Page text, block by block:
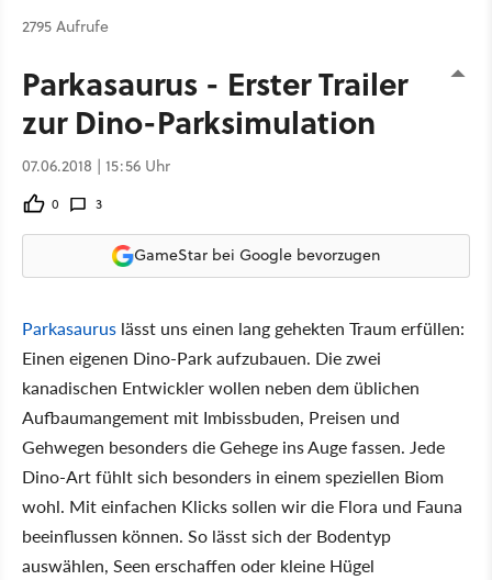
2795 Aufrufe
Parkasaurus - Erster Trailer
zur Dino-Parksimulation
07.06.2018 | 15:56 Uhr
0 3
GameStar bei Google bevorzugen
Parkasaurus lässt uns einen lang gehekten Traum erfüllen:
Einen eigenen Dino-Park aufzubauen. Die zwei
kanadischen Entwickler wollen neben dem üblichen
Aufbaumangement mit Imbissbuden, Preisen und
Gehwegen besonders die Gehege ins Auge fassen. Jede
Dino-Art fühlt sich besonders in einem speziellen Biom
wohl. Mit einfachen Klicks sollen wir die Flora und Fauna
beeinflussen können. So lässt sich der Bodentyp
auswählen, Seen erschaffen oder kleine Hügel